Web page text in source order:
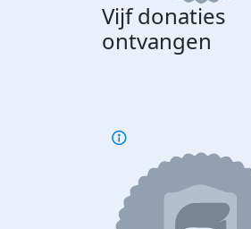
Vijf donaties
ontvangen